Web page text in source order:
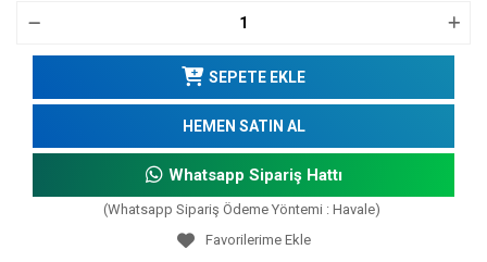
SEPETE EKLE
HEMEN SATIN AL
Whatsapp Sipariş Hattı
(Whatsapp Sipariş Ödeme Yöntemi : Havale)